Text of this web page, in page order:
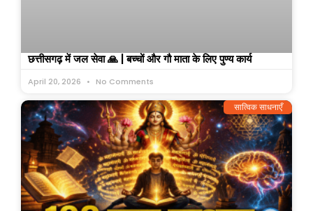
छत्तीसगढ़ में जल सेवा 🙏 | बच्चों और गौ माता के लिए पुण्य कार्य
April 20, 2026 No Comments
सात्विक साधनाएँ